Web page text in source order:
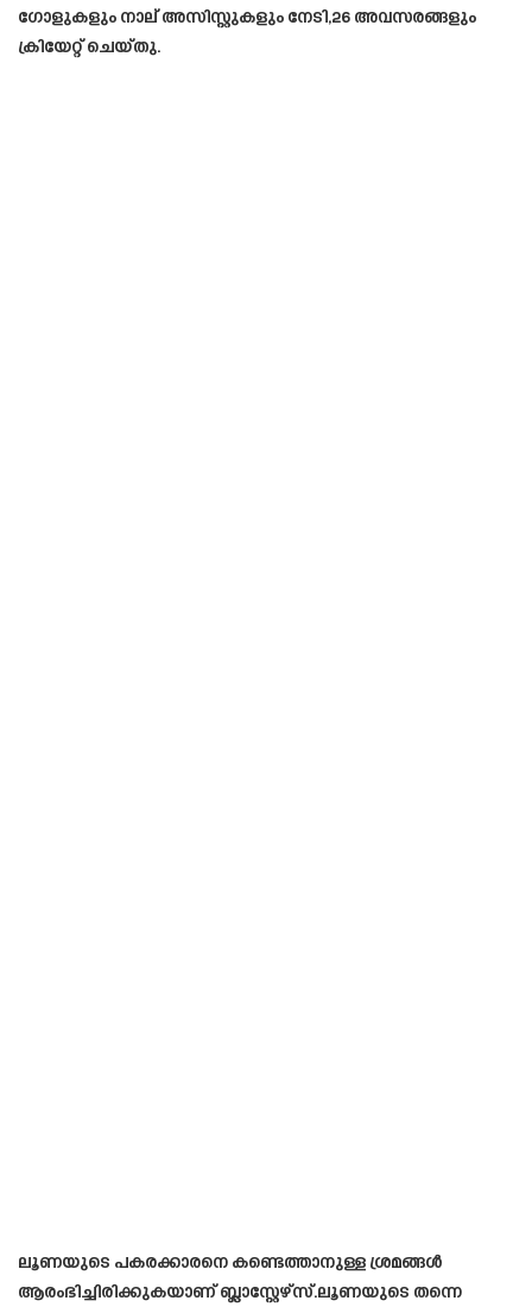
ഗോളുകളും നാല് അസിസ്റ്റുകളും നേടി,26 അവസരങ്ങളും
ക്രിയേറ്റ് ചെയ്തു.
ലൂണയുടെ പകരക്കാരനെ കണ്ടെത്താനുള്ള ശ്രമങ്ങൾ
ആരംഭിച്ചിരിക്കുകയാണ് ബ്ലാസ്റ്റേഴ്‌സ്.ലൂണയുടെ തന്നെ